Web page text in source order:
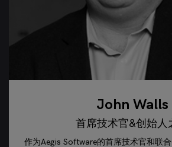
John Walls
首席技术官&创始人
作为Aegis Software的首席技术官和联